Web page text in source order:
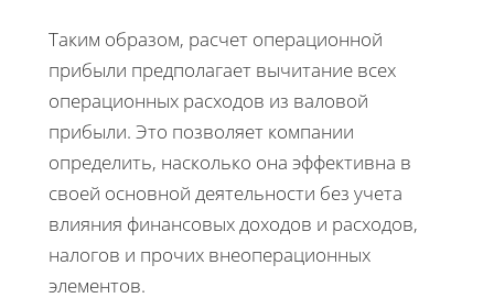
Таким образом, расчет операционной
прибыли предполагает вычитание всех
операционных расходов из валовой
прибыли. Это позволяет компании
определить, насколько она эффективна в
своей основной деятельности без учета
влияния финансовых доходов и расходов,
налогов и прочих внеоперационных
элементов.